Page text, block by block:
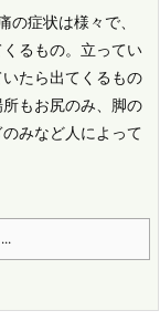
の症状は様々で、
るもの。 立ってい
たら出てくるもの
もお尻のみ、脚の
みなど人によって